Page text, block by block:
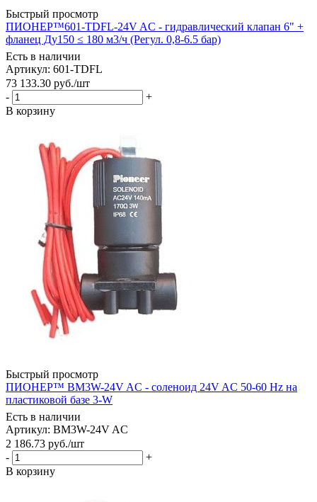
Быстрый просмотр
ПИОНЕР™601-TDFL-24V AC - гидравлический клапан 6" +
фланец Ду150 ≤ 180 м3/ч (Регул. 0,8-6.5 бар)
Есть в наличии
Артикул: 601-TDFL
73 133.30 руб./шт
-
+
В корзину
Быстрый просмотр
ПИОНЕР™ BM3W-24V AC - соленоид 24V AC 50-60 Hz на
пластиковой базе 3-W
Есть в наличии
Артикул: BM3W-24V AC
2 186.73 руб./шт
-
+
В корзину